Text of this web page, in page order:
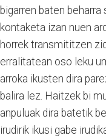
bigarren baten
kontaketa izan nuen
horrek transmititzen
erralitatean oso leku
arroka ikusten dira
balira lez. Haitzek bi
anpuluak dira batetik
irudirik ikusi gabe